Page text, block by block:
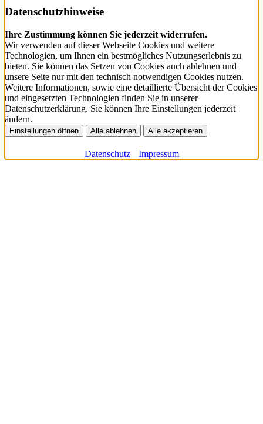
Datenschutzhinweise
Ihre Zustimmung können Sie jederzeit widerrufen.
Wir verwenden auf dieser Webseite Cookies und weitere
Technologien, um Ihnen ein bestmögliches Nutzungserlebnis zu
bieten. Sie können das Setzen von Cookies auch ablehnen und
unsere Seite nur mit den technisch notwendigen Cookies nutzen.
Weitere Informationen, sowie eine detaillierte Übersicht der Cookies
und eingesetzten Technologien finden Sie in unserer
Datenschutzerklärung. Sie können Ihre Einstellungen jederzeit
ändern.
Einstellungen öffnen Alle ablehnen Alle akzeptieren
Datenschutz Impressum